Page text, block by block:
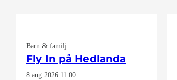
Barn & familj
Fly In på Hedlanda
8 aug 2026 11:00